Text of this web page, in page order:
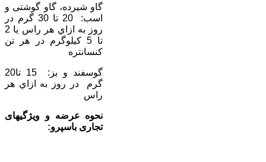
گاو شيرده، گاو گوشتی و
اسب: 20 تا 30 گرم در
روز به ازاي هر راس يا 2
تا 5 کيلوگرم در هر تن
کنسانتره
گوسفند و بز: 15 تا20
گرم در روز به ازاي هر
راس
نحوه عرضه و ويژ­گي­های
تجاری باسپرو: